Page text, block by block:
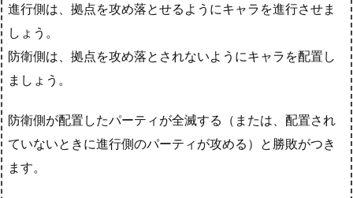
進行側は、拠点を攻め落とせるようにキャラを進行させま
しょう。
防衛側は、拠点を攻め落とされないようにキャラを配置し
ましょう。
防衛側が配置したパーティが全滅する（または、配置され
ていないときに進行側のパーティが攻める）と勝敗がつき
ます。